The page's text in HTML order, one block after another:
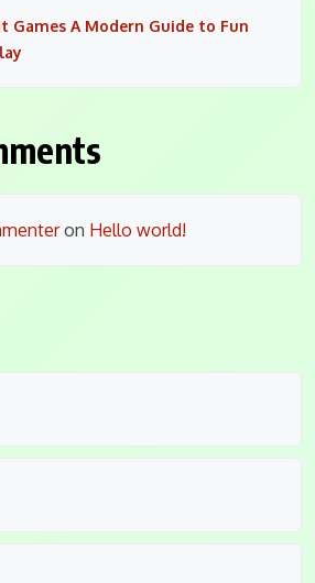
Games A Modern Guide to Fun
on Hello world!